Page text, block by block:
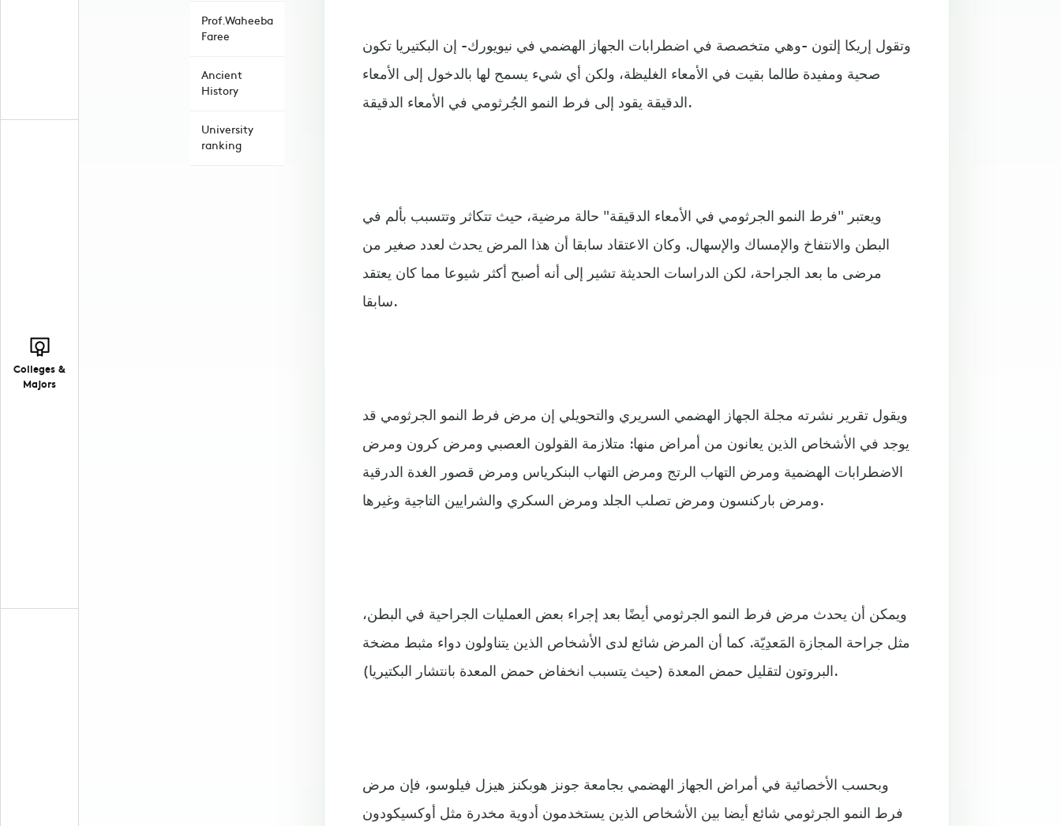
Colleges &
Majors
Prof.Waheeba
Faree
Ancient
History
University
ranking
وتقول إريكا إلتون -وهي متخصصة في اضطرابات الجهاز الهضمي في نيويورك- إن البكتيريا تكون
صحية ومفيدة طالما بقيت في الأمعاء الغليظة، ولكن أي شيء يسمح لها بالدخول إلى الأمعاء
الدقيقة يقود إلى فرط النمو الجُرثومي في الأمعاء الدقيقة.
ويعتبر "فرط النمو الجرثومي في الأمعاء الدقيقة" حالة مرضية، حيث تتكاثر وتتسبب بألم في
البطن والانتفاخ والإمساك والإسهال. وكان الاعتقاد سابقا أن هذا المرض يحدث لعدد صغير من
مرضى ما بعد الجراحة، لكن الدراسات الحديثة تشير إلى أنه أصبح أكثر شيوعا مما كان يعتقد
سابقا.
ويقول تقرير نشرته مجلة الجهاز الهضمي السريري والتحويلي إن مرض فرط النمو الجرثومي قد
يوجد في الأشخاص الذين يعانون من أمراض منها: متلازمة القولون العصبي ومرض كرون ومرض
الاضطرابات الهضمية ومرض التهاب الرتج ومرض التهاب البنكرياس ومرض قصور الغدة الدرقية
ومرض باركنسون ومرض تصلب الجلد ومرض السكري والشرايين التاجية وغيرها.
ويمكن أن يحدث مرض فرط النمو الجرثومي أيضًا بعد إجراء بعض العمليات الجراحية في البطن،
مثل جراحة المجازة المَعدِيّة. كما أن المرض شائع لدى الأشخاص الذين يتناولون دواء مثبط مضخة
البروتون لتقليل حمض المعدة (حيث يتسبب انخفاض حمض المعدة بانتشار البكتيريا).
وبحسب الأخصائية في أمراض الجهاز الهضمي بجامعة جونز هوبكنز هيزل فيلوسو، فإن مرض
فرط النمو الجرثومي شائع أيضا بين الأشخاص الذين يستخدمون أدوية مخدرة مثل أوكسيكودون